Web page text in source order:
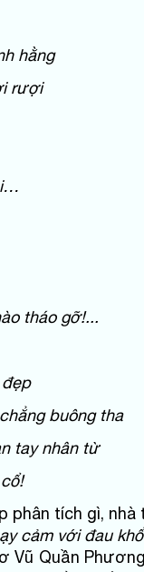
hằng
rượi
tháo gỡ!...
buông tha
tay nhân từ
phân tích gì, nhà
cảm với đau
Vũ Quần